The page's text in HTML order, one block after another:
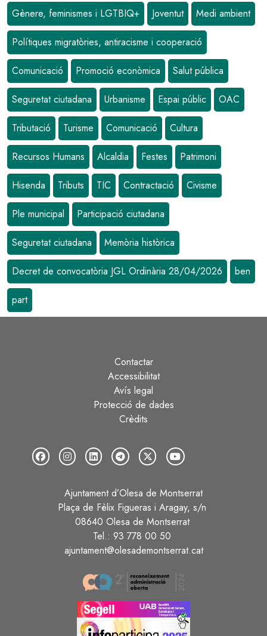
Gènere, feminismes i LGTBIQ+ Joventut Medi ambient
Polítiques migratòries, antiracisme i cooperació
Comunicació Promoció econòmica Salut pública
Seguretat ciutadana Urbanisme Espai públic OAC
Tributació Turisme Comunicació Cultura
Recursos Humans Alcaldia Festes Patrimoni
Hisenda Tributs TIC Contractació Civisme
Ple municipal Participació ciutadana
Seguretat ciutadana Memòria històrica
Decret de convocatòria JGL Ordinària 28/04/2026 ben
part
Contactar
Accessibilitat
Avís legal
Protecció de dades
Crèdits
Ajuntament d’Olesa de Montserrat
Plaça de Fèlix Figueras i Aragay, s/n
08640 Olesa de Montserrat
Tel.: 93 778 00 50
ajuntament@olesademontserrat.cat
Image
Image